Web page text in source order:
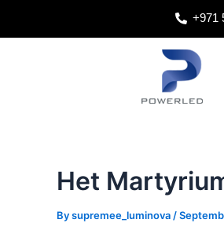
+971
Het
Bysupremee_luminova /